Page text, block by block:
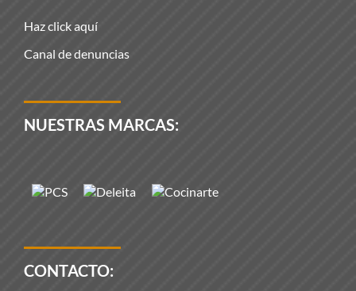
Haz click aquí
Canal de denuncias
NUESTRAS MARCAS:
CONTACTO: